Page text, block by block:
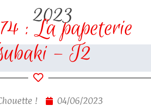
2023
: La papeterie
– T2
!
04/06/2023